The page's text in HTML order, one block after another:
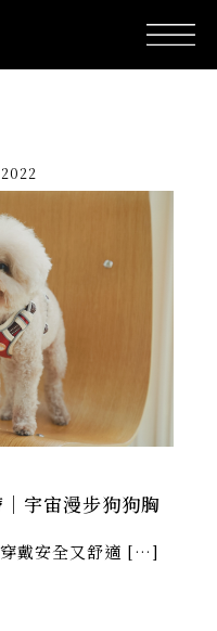
宇宙漫步狗狗胸
戴安全又舒適 […]